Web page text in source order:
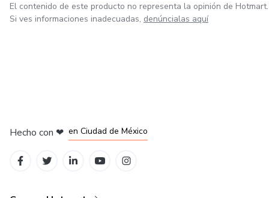
El contenido de este producto no representa la opinión de Hotmart.
Si ves informaciones inadecuadas, denúncialas aquí
Hecho con ❤ en Ciudad de México